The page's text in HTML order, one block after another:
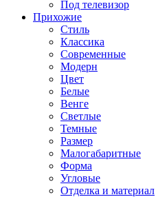
Под телевизор
Прихожие
Стиль
Классика
Современные
Модерн
Цвет
Белые
Венге
Светлые
Темные
Размер
Малогабаритные
Форма
Угловые
Отделка и материал